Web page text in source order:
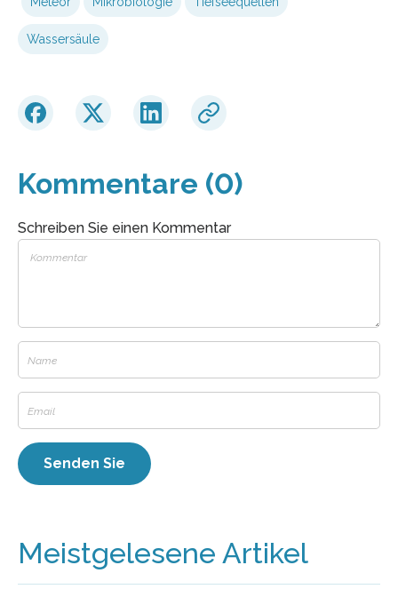
Wassersäule
Kommentare (0)
Schreiben Sie einen Kommentar
Meistgelesene Artikel